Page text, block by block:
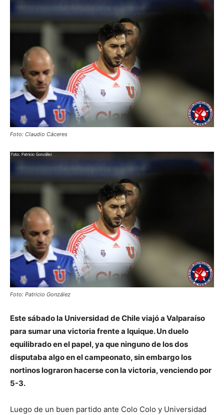
Foto: Claudio Cáceres
Foto: Patricio González
Este sábado la Universidad de Chile viajó a Valparaíso
para sumar una victoria frente a Iquique. Un duelo
equilibrado en el papel, ya que ninguno de los dos
disputaba algo en el campeonato, sin embargo los
nortinos lograron hacerse con la victoria, venciendo por
5-3.
Luego de un buen partido ante Colo Colo y Universidad